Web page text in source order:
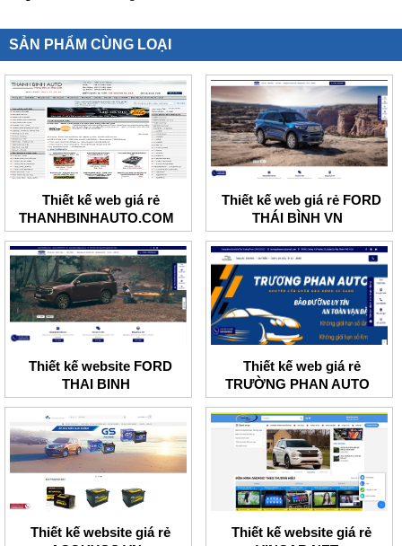
SẢN PHẨM CÙNG LOẠI
Thiết kế web giá rẻ
THANHBINHAUTO.COM
Thiết kế web giá rẻ FORD
THÁI BÌNH VN
Thiết kế website FORD
THAI BINH
Thiết kế web giá rẻ
TRƯỜNG PHAN AUTO
Thiết kế website giá rẻ
Thiết kế website giá rẻ